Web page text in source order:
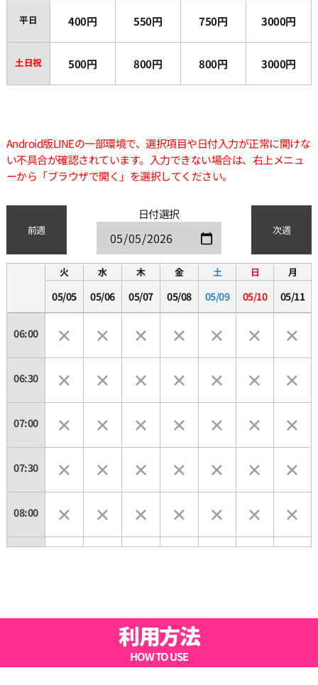
平日 400円 550円 750円 3000円
土日祝 500円 800円 800円 3000円
Android版LINEの一部環境で、選択項目や日付入力が正常に開けな
い不具合が確認されています。入力できない場合は、右上メニュ
ーから「ブラウザで開く」を選択してください。
前週
日付選択
次週
火
05/05
水
05/06
木
05/07
金
05/08
土
05/09
日
05/10
月
05/11
06:00
06:30
07:00
07:30
08:00
利用方法
HOW TO USE